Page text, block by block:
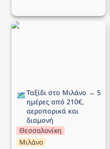
Ταξίδι στο Μιλάνο → 5
🗺️Ταξίδι στο Μιλάνο → 5
ημέρες από 210€,
αεροπορικά και
διαμονή
Θεσσαλονίκη
Μιλάνο